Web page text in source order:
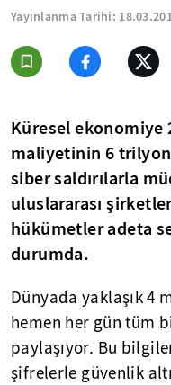
Yayınlanma Tarihi:
Küresel ekonomiye
maliyetinin 6 trilyon
siber saldırılarla
uluslararası
hükümetler adeta
durumda.
Dünyada yaklaşık 4
hemen her gün tüm
paylaşıyor. Bu
şifrelerle güvenlik